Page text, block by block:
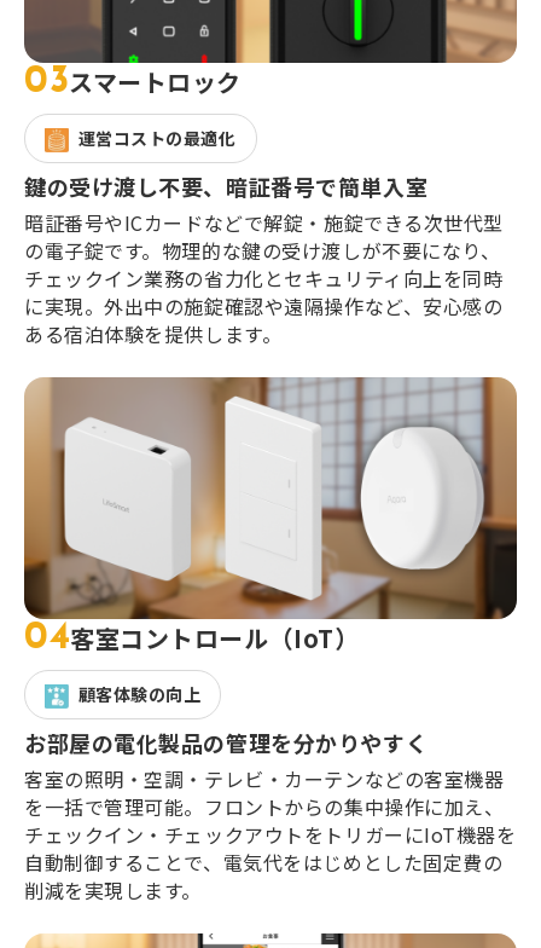
03スマートロック
運営コストの最適化
鍵の受け渡し不要、暗証番号で簡単入室
暗証番号やICカードなどで解錠・施錠できる次世代型
の電子錠です。物理的な鍵の受け渡しが不要になり、
チェックイン業務の省力化とセキュリティ向上を同時
に実現。外出中の施錠確認や遠隔操作など、安心感の
ある宿泊体験を提供します。
04客室コントロール（IoT）
顧客体験の向上
お部屋の電化製品の管理を分かりやすく
客室の照明・空調・テレビ・カーテンなどの客室機器
を一括で管理可能。フロントからの集中操作に加え、
チェックイン・チェックアウトをトリガーにIoT機器を
自動制御することで、電気代をはじめとした固定費の
削減を実現します。